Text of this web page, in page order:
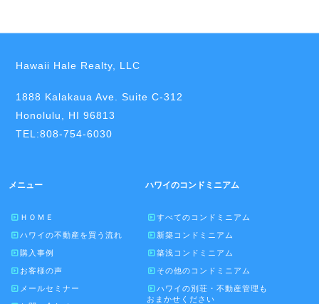
Hawaii Hale Realty, LLC
1888 Kalakaua Ave. Suite C-312
Honolulu, HI 96813
TEL:808-754-6030
メニュー
ＨＯＭＥ
ハワイの不動産を買う流れ
購入事例
お客様の声
メールセミナー
ハワイのコンドミニアム
すべてのコンドミニアム
新築コンドミニアム
築浅コンドミニアム
その他のコンドミニアム
ハワイの別荘・不動産管理も
おまかせください